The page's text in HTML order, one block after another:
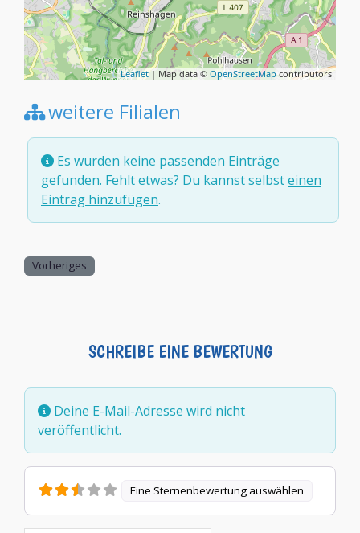
Leaflet | Map data © OpenStreetMap contributors
weitere Filialen
Es wurden keine passenden Einträge
gefunden. Fehlt etwas? Du kannst selbsteinen
Eintrag hinzufügen.
Vorheriges
SCHREIBE EINE BEWERTUNG
Deine E-Mail-Adresse wird nicht
veröffentlicht.
Eine Sternenbewertung auswählen